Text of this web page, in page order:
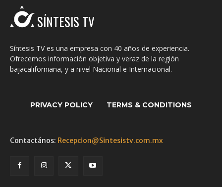
SÍNTESIS TV
Síntesis TV es una empresa con 40 años de experiencia.
Ofrecemos información objetiva y veraz de la región
bajacaliforniana, y a nivel Nacional e Internacional.
PRIVACY POLICY TERMS & CONDITIONS
Contactános: Recepcion@Sintesistv.com.mx